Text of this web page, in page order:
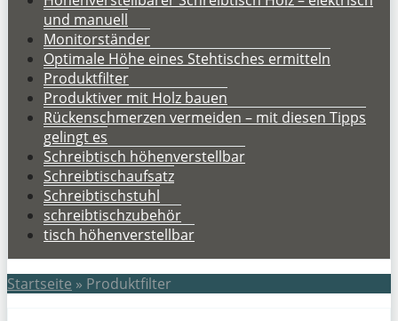
und manuell
Monitorständer
Optimale Höhe eines Stehtisches ermitteln
Produktfilter
Produktiver mit Holz bauen
Rückenschmerzen vermeiden – mit diesen Tipps
gelingt es
Schreibtisch höhenverstellbar
Schreibtischaufsatz
Schreibtischstuhl
schreibtischzubehör
tisch höhenverstellbar
Startseite » Produktfilter